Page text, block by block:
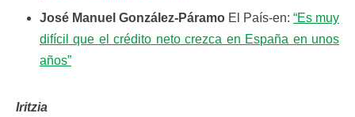
José Manuel González-Páramo El País-en: “Es muy
difícil que el crédito neto crezca en España en unos
años”
Iritzia